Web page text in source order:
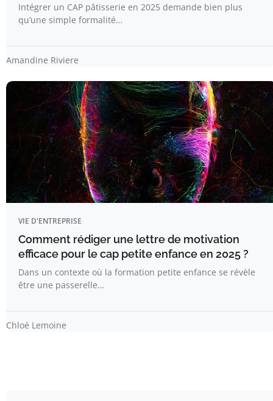
Intégrer un CAP pâtisserie en 2025 demande bien plus
qu’une simple formalité…
Amandine Riviere
VIE D'ENTREPRISE
Comment rédiger une lettre de motivation
efficace pour le cap petite enfance en 2025 ?
Dans un contexte où la formation petite enfance se révèle
être une passerelle…
Chloé Lemoine